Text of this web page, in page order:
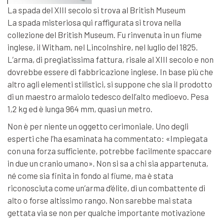
La spada del XIII secolo si trova al British Museum
La spada misteriosa qui raffigurata si trova nella
collezione del British Museum. Fu rinvenuta in un fiume
inglese, il Witham, nel Lincolnshire, nel luglio del 1825.
L’arma, di pregiatissima fattura, risale al XIII secolo e non
dovrebbe essere di fabbricazione inglese. In base più che
altro agli elementi stilistici, si suppone che sia il prodotto
di un maestro armaiolo tedesco dell’alto medioevo. Pesa
1,2 kg ed è lunga 964 mm, quasi un metro.
Non è per niente un oggetto cerimoniale. Uno degli
esperti che l’ha esaminata ha commentato: «Impiegata
con una forza sufficiente, potrebbe facilmente spaccare
in due un cranio umano». Non si sa a chi sia appartenuta,
né come sia finita in fondo al fiume, ma è stata
riconosciuta come un’arma d’élite, di un combattente di
alto o forse altissimo rango. Non sarebbe mai stata
gettata via se non per qualche importante motivazione